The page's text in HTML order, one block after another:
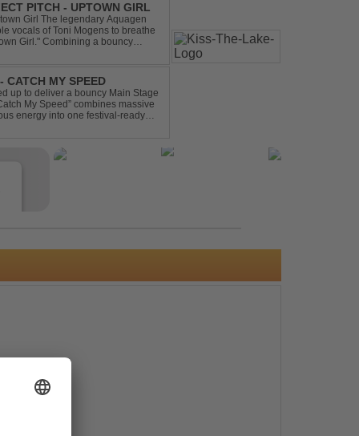
PITCH - UPTOWN GIRL
Girl The legendary Aquagen
vocals of Toni Mogens to breathe
Girl." Combining a bouncy
CATCH MY SPEED
up to deliver a bouncy Main Stage
My Speed” combines massive
energy into one festival-ready